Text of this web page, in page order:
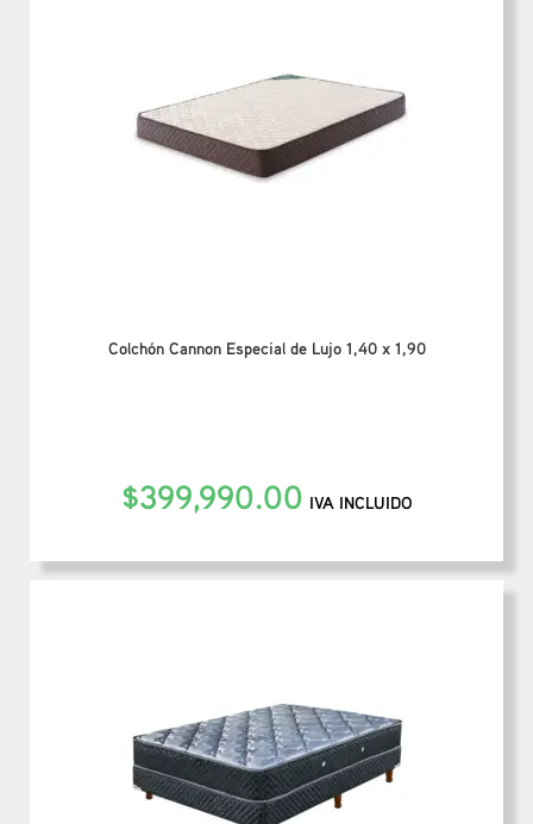
Colchón Cannon Especial de Lujo 1,40 x 1,90
$399,990.00 IVA INCLUIDO